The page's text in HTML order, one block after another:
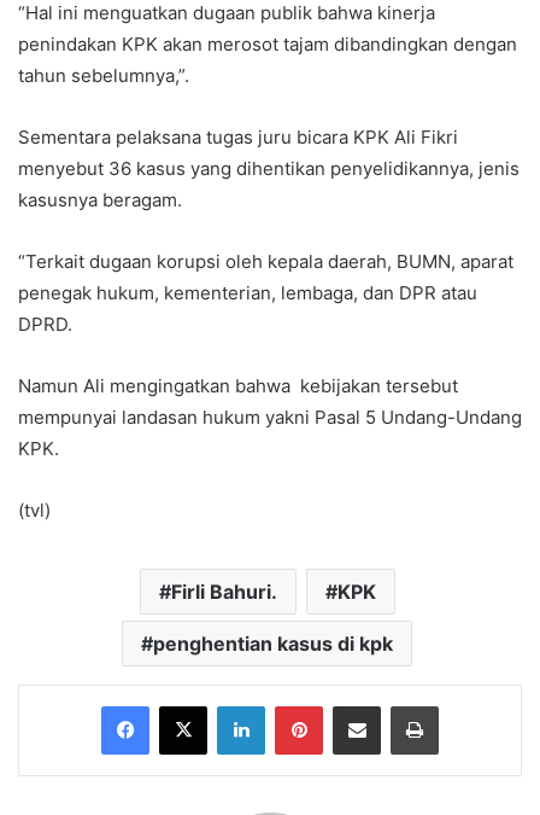
“Hal ini menguatkan dugaan publik bahwa kinerja
penindakan KPK akan merosot tajam dibandingkan dengan
tahun sebelumnya,”.
Sementara pelaksana tugas juru bicara KPK Ali Fikri
menyebut 36 kasus yang dihentikan penyelidikannya, jenis
kasusnya beragam.
“Terkait dugaan korupsi oleh kepala daerah, BUMN, aparat
penegak hukum, kementerian, lembaga, dan DPR atau
DPRD.
Namun Ali mengingatkan bahwa kebijakan tersebut
mempunyai landasan hukum yakni Pasal 5 Undang-Undang
KPK.
(tvl)
Firli Bahuri. KPK
penghentian kasus di kpk
Facebook
X LinkedInPinterestShare via Email Print